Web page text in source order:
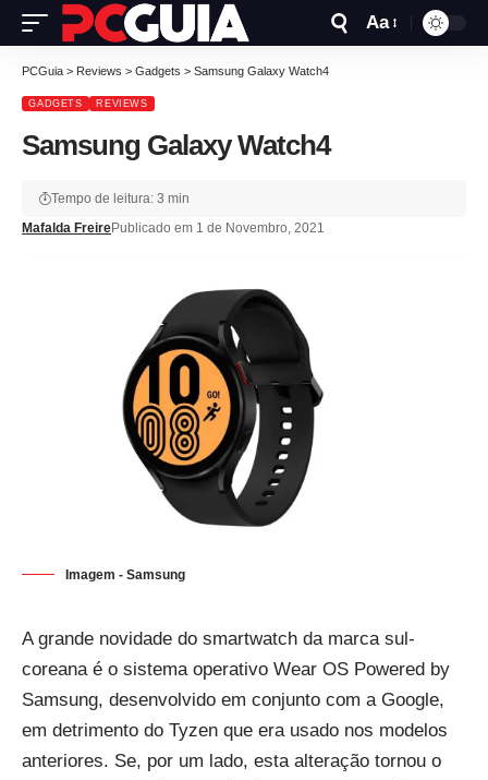
Aa
PCGuia > Reviews > Gadgets > Samsung Galaxy Watch4
GADGETS REVIEWS
Samsung Galaxy Watch4
Mafalda FreirePublicado em 1 de Novembro, 2021
Tempo de leitura: 3 min
Imagem - Samsung
A grande novidade do smartwatch da marca sul-
coreana é o sistema operativo Wear OS Powered by
Samsung, desenvolvido em conjunto com a Google,
em detrimento do Tyzen que era usado nos modelos
anteriores. Se, por um lado, esta alteração tornou o